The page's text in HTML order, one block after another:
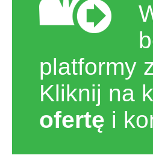
platformy
Kliknij na
ofertę i